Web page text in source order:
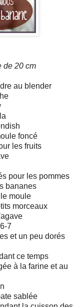
de 20 cm
au blender
foncé
les fruits
pour les pommes
bananes
moule
morceaux
7
et un peu dorés
ce temps
à la farine et au
sablée